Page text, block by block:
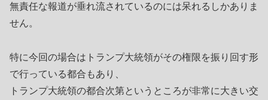
無責任な報道が垂れ流されているのには呆れるしかありま
せん。
特に今回の場合はトランプ大統領がその権限を振り回す形
で行っている都合もあり、
トランプ大統領の都合次第というところが非常に大きい交